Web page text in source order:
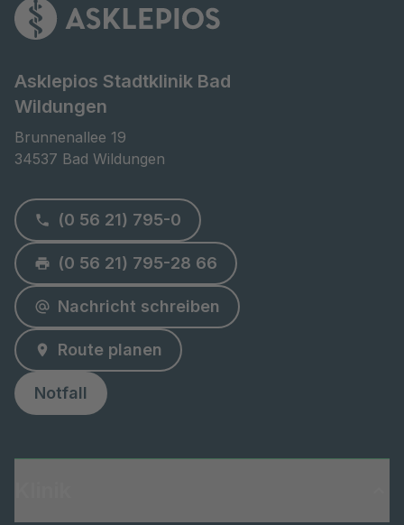
Asklepios Stadtklinik Bad
Wildungen
Brunnenallee 19
34537 Bad Wildungen
(0 56 21) 795-0
(0 56 21) 795-28 66
Nachricht schreiben
Route planen
Notfall